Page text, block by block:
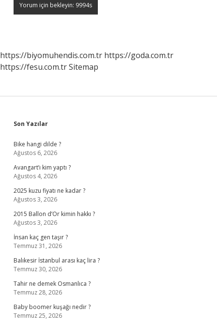
https://biyomuhendis.com.tr https://goda.com.tr
https://fesu.com.trSitemap
Sidebar
Son Yazılar
Bike hangi dilde ?
Ağustos 6, 2026
Avangart’ı kim yaptı ?
Ağustos 4, 2026
2025 kuzu fiyatı ne kadar ?
Ağustos 3, 2026
2015 Ballon d’Or kimin hakkı ?
Ağustos 3, 2026
İnsan kaç gen taşır ?
Temmuz 31, 2026
Balıkesir İstanbul arası kaç lira ?
Temmuz 30, 2026
Tahir ne demek Osmanlıca ?
Temmuz 28, 2026
Baby boomer kuşağı nedir ?
Temmuz 25, 2026